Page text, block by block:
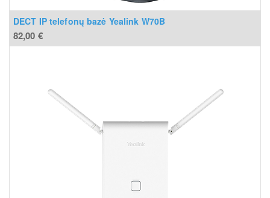
DECT IP telefonų bazė Yealink W70B
82,00 €